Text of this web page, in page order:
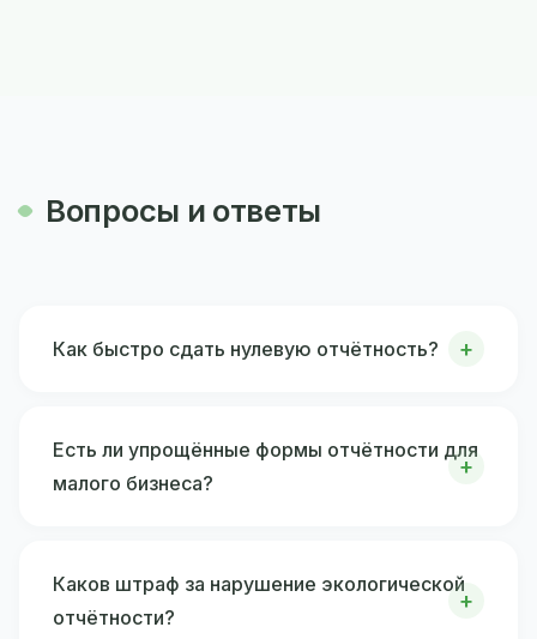
Вопросы и ответы
Как быстро сдать нулевую отчётность?
Есть ли упрощённые формы отчётности для
малого бизнеса?
Каков штраф за нарушение экологической
отчётности?